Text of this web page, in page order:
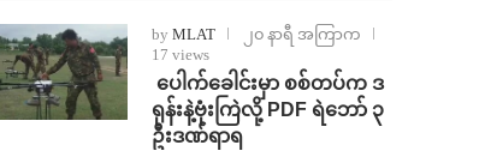
by MLAT
၂၀ နာရီ အကြာက
17 views
⁩ ⁨ပေါက်ခေါင်းမှာ စစ်တပ်က ဒ
ရုန်းနဲ့ဗုံးကြဲလို့ PDF ရဲဘော် ၃
ဦးဒဏ်ရာရ